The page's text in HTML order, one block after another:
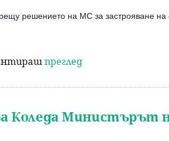
решението на МС за застрояване
преглед
Коледа Министърът